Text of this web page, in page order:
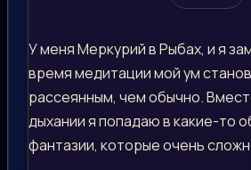
У меня Меркурий в Рыбах, и я
время медитации мой ум
рассеянным, чем обычно.
дыхании я попадаю в какие-то
фантазии, которые очень